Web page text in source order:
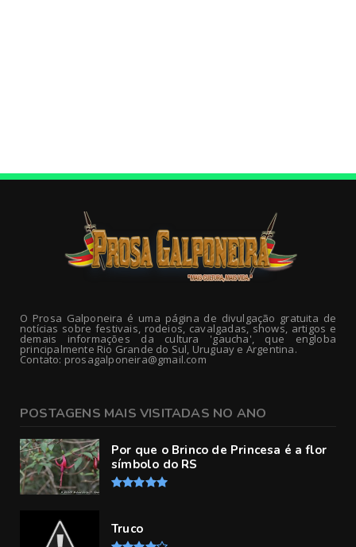
O Prosa Galponeira é uma página de divulgação gratuita de
notícias sobre festivais, rodeios, cavalgadas, shows, artigos e
demais informações da cultura 'gaucha', que engloba
principalmente Rio Grande do Sul, Uruguay e Argentina.
Contato: prosagalponeira@gmail.com
POSTAGENS MAIS VISITADAS NO ANO
Por que o Brinco de Princesa é a flor
símbolo do RS
Truco